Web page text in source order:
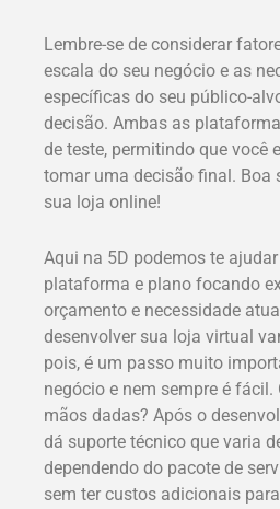
Lembre-se de considerar
escala do seu negócio e as
específicas do seu público-
decisão. Ambas as
de teste, permitindo que você
tomar uma decisão final. Boa
sua loja online!
Aqui na 5D podemos te
plataforma e plano focando
orçamento e necessidade
desenvolver sua loja virtual
pois, é um passo muito
negócio e nem sempre é fácil.
mãos dadas? Após o
dá suporte técnico que varia
dependendo do pacote de
sem ter custos adicionais